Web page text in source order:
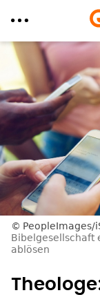
Direkt
zum
Inhalt
PeopleImages/
Bibelgesellschaft
ablösen